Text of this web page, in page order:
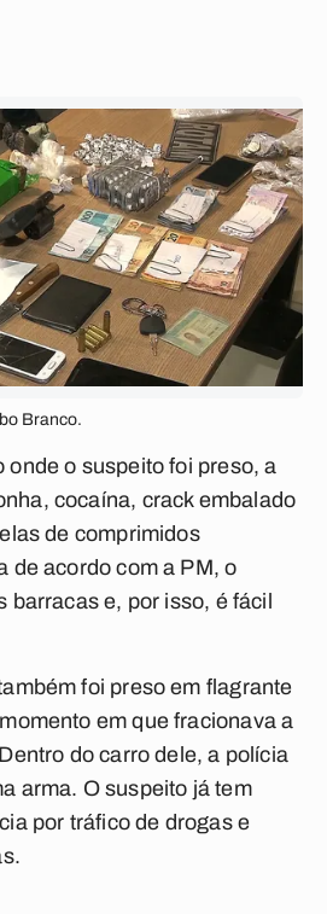
Branco.
onde o suspeito foi preso, a
cocaína, crack embalado
de comprimidos
de acordo com a PM, o
barracas e, por isso, é fácil
foi preso em flagrante
em que fracionava a
do carro dele, a polícia
arma. O suspeito já tem
por tráfico de drogas e